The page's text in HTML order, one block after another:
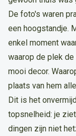
De foto's waren
een hoogstandje.
enkel moment
waarop de plek
mooi decor.
plaats van hem
Dit is het
topsnelheid: je
dingen zijn niet